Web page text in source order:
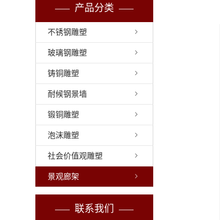
产品分类
不锈钢雕塑
玻璃钢雕塑
铸铜雕塑
耐候钢景墙
锻铜雕塑
泡沫雕塑
社会价值观雕塑
景观廊架
联系我们